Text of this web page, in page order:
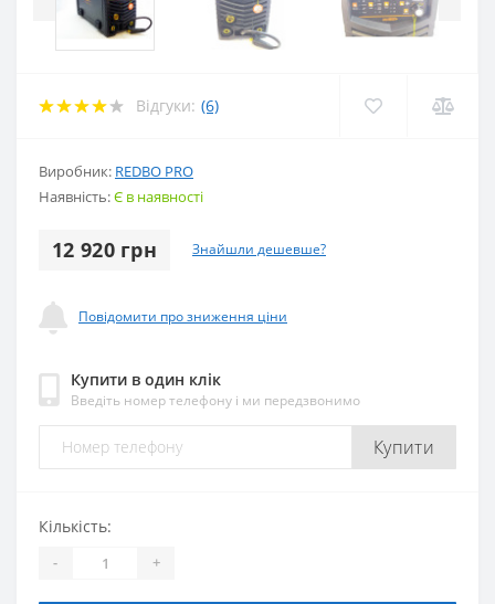
Відгуки: (6)
Виробник: REDBO PRO
Наявність:Є в наявності
12 920 грн Знайшли дешевше?
Повідомити про зниження ціни
Купити в один клік
Введіть номер телефону і ми передзвонимо
Купити
Кількість:
- +